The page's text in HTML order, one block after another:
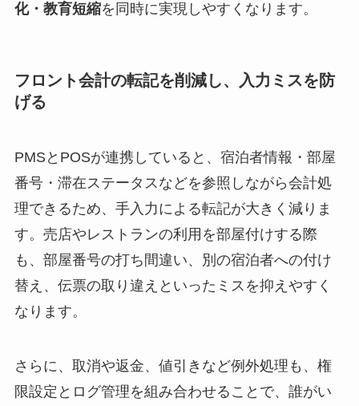
化・教育短縮を同時に実現しやすくなります。
フロント会計の転記を削減し、入力ミスを防
げる
PMSとPOSが連携していると、宿泊者情報・部屋
番号・滞在ステータスなどを参照しながら会計処
理できるため、手入力による転記が大きく減りま
す。売店やレストランの利用を部屋付けする際
も、部屋番号の打ち間違い、別の宿泊者への付け
替え、伝票の取り違えといったミスを抑えやすく
なります。
さらに、取消や返金、値引きなど例外処理も、権
限設定とログ管理を組み合わせることで、誰がい